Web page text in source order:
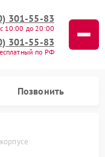
301-55-83
10:00 до 20:00
301-55-83
по РФ
Позвонить